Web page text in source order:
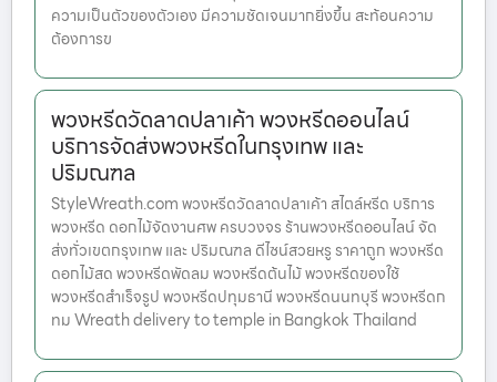
ความเป็นตัวของตัวเอง มีความชัดเจนมากยิ่งขึ้น สะท้อนความ
ต้องการข
พวงหรีดวัดลาดปลาเค้า พวงหรีดออนไลน์
บริการจัดส่งพวงหรีดในกรุงเทพ และ
ปริมณฑล
StyleWreath.com พวงหรีดวัดลาดปลาเค้า สไตล์หรีด บริการ
พวงหรีด ดอกไม้จัดงานศพ ครบวงจร ร้านพวงหรีดออนไลน์ จัด
ส่งทั่วเขตกรุงเทพ และ ปริมณฑล ดีไซน์สวยหรู ราคาถูก พวงหรีด
ดอกไม้สด พวงหรีดพัดลม พวงหรีดต้นไม้ พวงหรีดของใช้
พวงหรีดสำเร็จรูป พวงหรีดปทุมธานี พวงหรีดนนทบุรี พวงหรีดก
ทม Wreath delivery to temple in Bangkok Thailand